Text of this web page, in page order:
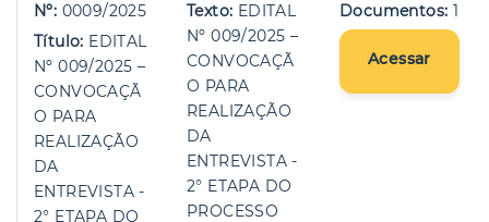
Nº: 0009/2025
Título: EDITAL
Nº 009/2025 –
CONVOCAÇÃ
O PARA
REALIZAÇÃO
DA
ENTREVISTA -
2° ETAPA DO
Texto: EDITAL
Nº 009/2025 –
CONVOCAÇÃ
O PARA
REALIZAÇÃO
DA
ENTREVISTA -
2° ETAPA DO
PROCESSO
Documentos: 1
Acessar